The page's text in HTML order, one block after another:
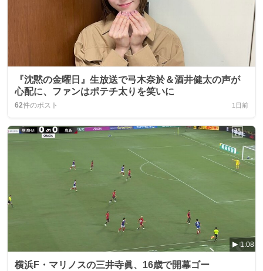
『沈黙の金曜日』生放送で弓木奈於＆酒井健太の声が
心配に、ファンはポテチ太りを笑いに
62件のポスト 1日前
1:08
横浜F・マリノスの三井寺眞、16歳で開幕ゴー